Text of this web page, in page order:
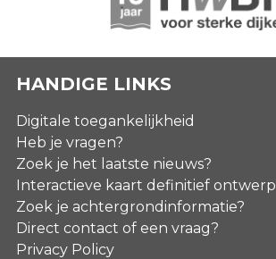
HANDIGE LINKS
Digitale toegankelijkheid
Heb je vragen?
Zoek je het laatste nieuws?
Interactieve kaart definitief ontwerp
Zoek je achtergrondinformatie?
Direct contact of een vraag?
Privacy Policy